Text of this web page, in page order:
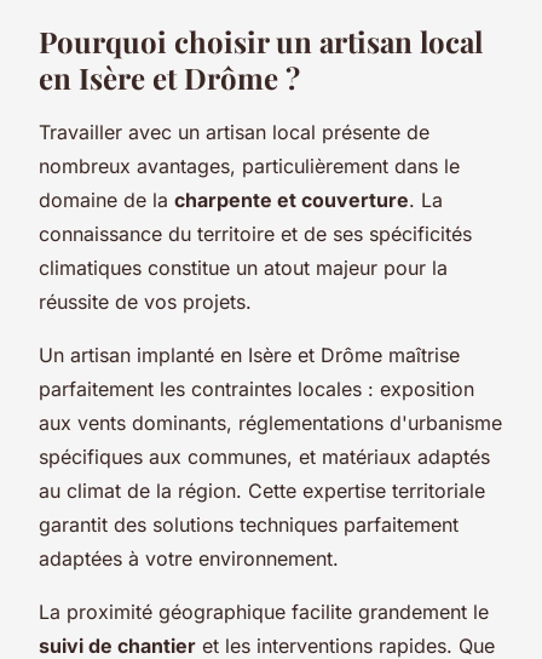
Pourquoi choisir un artisan local
en Isère et Drôme ?
Travailler avec un artisan local présente de
nombreux avantages, particulièrement dans le
domaine de la charpente et couverture. La
connaissance du territoire et de ses spécificités
climatiques constitue un atout majeur pour la
réussite de vos projets.
Un artisan implanté en Isère et Drôme maîtrise
parfaitement les contraintes locales : exposition
aux vents dominants, réglementations d'urbanisme
spécifiques aux communes, et matériaux adaptés
au climat de la région. Cette expertise territoriale
garantit des solutions techniques parfaitement
adaptées à votre environnement.
La proximité géographique facilite grandement le
suivi de chantier et les interventions rapides. Que